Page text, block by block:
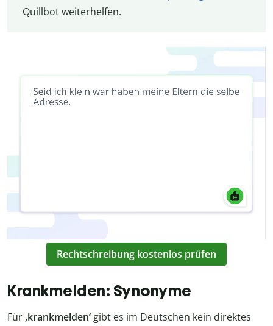
Quillbot weiterhelfen.
Rechtschreibung kostenlos prüfen
Krankmelden: Synonyme
Für ‚krankmelden‘ gibt es im Deutschen kein direktes